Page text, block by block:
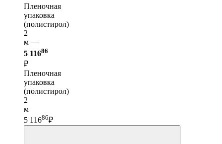
Пленочная
упаковка
(полистирол)
2
м —
5 11686
₽
Пленочная
упаковка
(полистирол)
2
м
5 11686₽